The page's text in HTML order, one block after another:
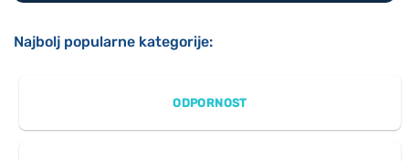
Najbolj popularne kategorije:
ODPORNOST